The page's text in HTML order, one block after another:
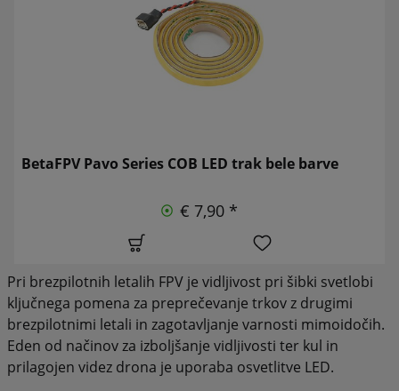
BetaFPV Pavo Series COB LED trak bele barve
€ 7,90 *
Pri brezpilotnih letalih FPV je vidljivost pri šibki svetlobi
ključnega pomena za preprečevanje trkov z drugimi
brezpilotnimi letali in zagotavljanje varnosti mimoidočih.
Eden od načinov za izboljšanje vidljivosti ter kul in
prilagojen videz drona je uporaba osvetlitve LED.